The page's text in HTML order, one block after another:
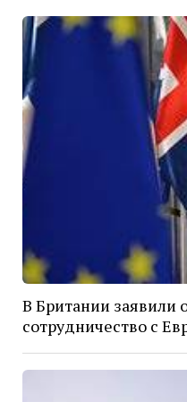
В Британии заявили
сотрудничество с